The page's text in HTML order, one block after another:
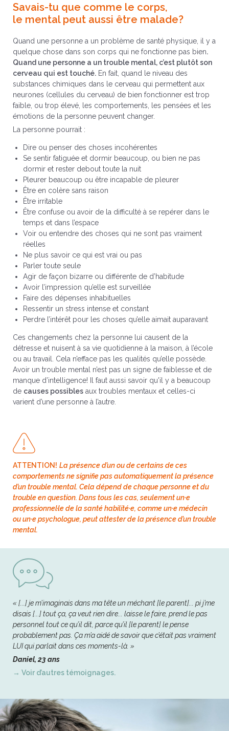
Savais-tu que comme le corps,
le mental peut aussi être malade?
Quand une personne a un problème de santé physique, il y a
quelque chose dans son corps qui ne fonctionne pas bien.
Quand une personne a un trouble mental, c’est plutôt son
cerveau qui est touché. En fait, quand le niveau des
substances chimiques dans le cerveau qui permettent aux
neurones (cellules du cerveau) de bien fonctionner est trop
faible, ou trop élevé, les comportements, les pensées et les
émotions de la personne peuvent changer.
La personne pourrait :
Dire ou penser des choses incohérentes
Se sentir fatiguée et dormir beaucoup, ou bien ne pas
dormir et rester debout toute la nuit
Pleurer beaucoup ou être incapable de pleurer
Être en colère sans raison
Être irritable
Être confuse ou avoir de la difficulté à se repérer dans le
temps et dans l’espace
Voir ou entendre des choses qui ne sont pas vraiment
réelles
Ne plus savoir ce qui est vrai ou pas
Parler toute seule
Agir de façon bizarre ou différente de d’habitude
Avoir l’impression qu’elle est surveillée
Faire des dépenses inhabituelles
Ressentir un stress intense et constant
Perdre l’intérêt pour les choses qu’elle aimait auparavant
Ces changements chez la personne lui causent de la
détresse et nuisent à sa vie quotidienne à la maison, à l’école
ou au travail. Cela n’efface pas les qualités qu’elle possède.
Avoir un trouble mental n’est pas un signe de faiblesse et de
manque d’intelligence! Il faut aussi savoir qu'il y a beaucoup
de causes possibles aux troubles mentaux et celles-ci
varient d’une personne à l’autre.
ATTENTION! La présence d’un ou de certains de ces
comportements ne signifie pas automatiquement la présence
d’un trouble mental. Cela dépend de chaque personne et du
trouble en question. Dans tous les cas, seulement un·e
professionnel·le de la santé habilité·e, comme un·e médecin
ou un·e psychologue, peut attester de la présence d’un trouble
mental.
« [...] je m’imaginais dans ma tête un méchant [le parent]... pi j’me
disais [...] tout ça, ça veut rien dire... laisse le faire, prend le pas
personnel tout ce qu’il dit, parce qu’il [le parent] le pense
probablement pas. Ça m’a aidé de savoir que c’était pas vraiment
LUI qui parlait dans ces moments-là. »
Daniel, 23 ans
→ Voir d’autres témoignages.